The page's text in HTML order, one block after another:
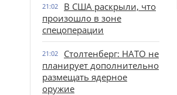
21:02
В США раскрыли, что
произошло в зоне
спецоперации
21:02
Столтенберг: НАТО не
планирует дополнительно
размещать ядерное
оружие